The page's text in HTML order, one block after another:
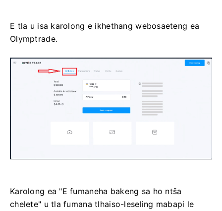
E tla u isa karolong e ikhethang webosaeteng ea
Olymptrade.
Karolong ea "E fumaneha bakeng sa ho ntša
chelete" u tla fumana tlhaiso-leseling mabapi le